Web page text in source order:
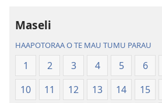
Maseli
HAAPOTORAA O TE MAU TUMU PARAU
1 2 3 4 5 6
10
11 12 13 14 15